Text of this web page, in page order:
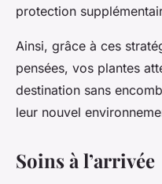
protection
Ainsi, grâce à ces
pensées, vos plantes
destination sans
leur nouvel
Soins à l’arrivée